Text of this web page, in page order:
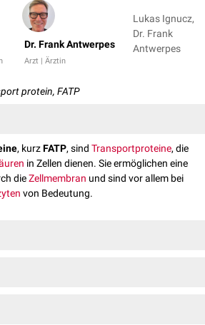
Dr. Frank Antwerpes
Arzt | Ärztin
Lukas Ignucz,
Dr. Frank
Antwerpes
protein, FATP
, kurzFATP, sind Transportproteine, die
in Zellen dienen. Sie ermöglichen eine
dieZellmembran und sind vor allem bei
von Bedeutung.
Dort können sie das
Sie können entweder über die